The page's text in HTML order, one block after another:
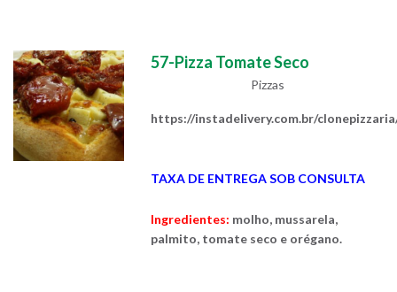
57-Pizza Tomate Seco
Pizzas
https://instadelivery.com.br/
TAXA DE ENTREGA SOB CONSULTA
Ingredientes: molho, mussarela,
palmito, tomate seco e orégano.